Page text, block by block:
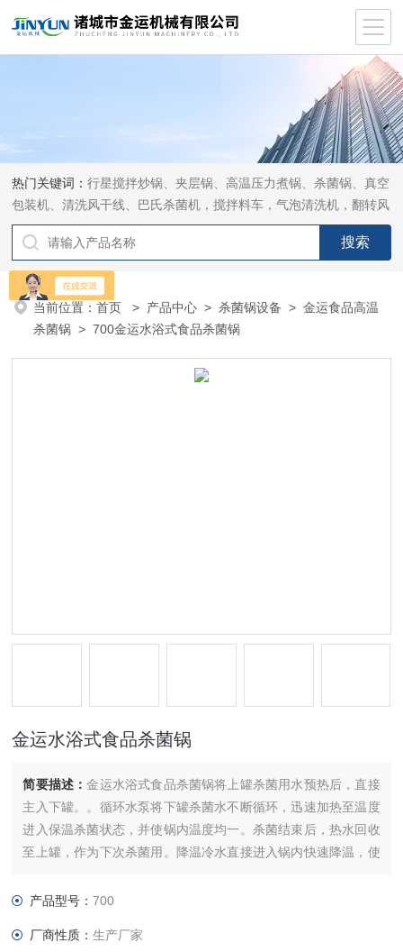
热门关键词：行星搅拌炒锅、夹层锅、高温压力煮锅、杀菌锅、真空
包装机、清洗风干线、巴氏杀菌机，搅拌料车，气泡清洗机，翻转风
干机
当前位置：首页 > 产品中心 >杀菌锅设备 >金运食品高温
杀菌锅 > 700金运水浴式食品杀菌锅
金运水浴式食品杀菌锅
简要描述：金运水浴式食品杀菌锅将上罐杀菌用水预热后，直接
主入下罐。。循环水泵将下罐杀菌水不断循环，迅速加热至温度
进入保温杀菌状态，并使锅内温度均一。杀菌结束后，热水回收
至上罐，作为下次杀菌用。降温冷水直接进入锅内快速降温，使
储100个杀菌公式。以便选择使用 适用范围；软包装、铝箔袋、
产品型号：700
厂商性质：生产厂家